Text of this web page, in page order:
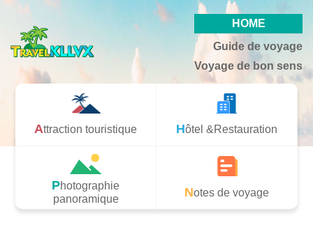
HOME
Guide de voyage
Voyage de bon sens
Attraction touristique Hôtel &Restauration
Photographie
panoramique
Notes de voyage